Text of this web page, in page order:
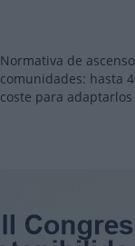
Normativa de
comunidades: hasta
coste para adaptarlos